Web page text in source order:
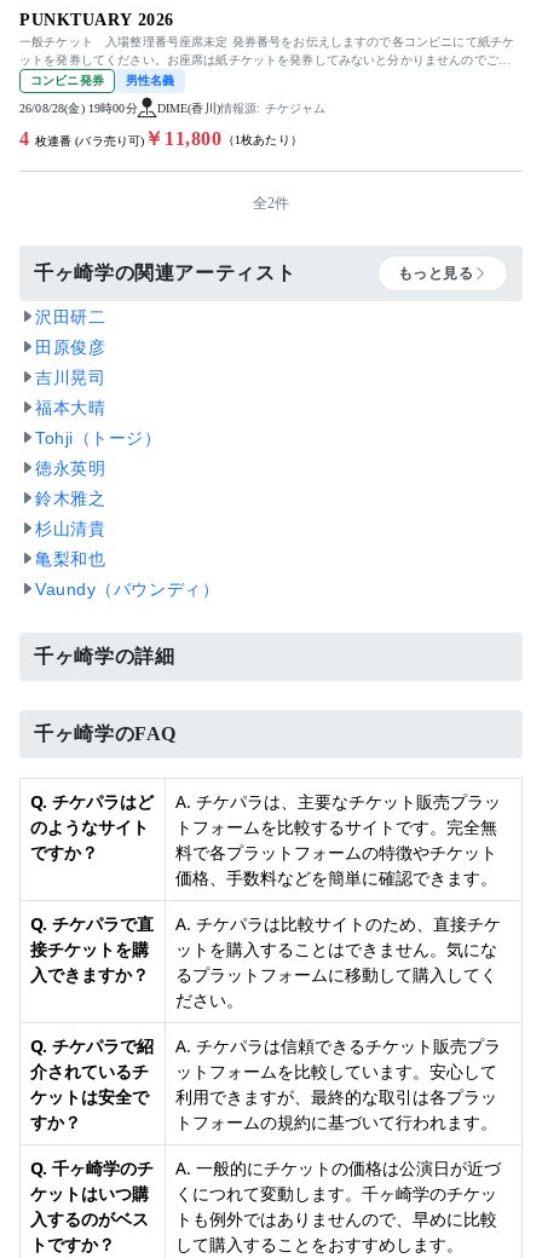
PUNKTUARY 2026
一般チケット 入場整理番号座席未定 発券番号をお伝えしますので各コンビニにて紙チケ
ットを発券してください。お座席は紙チケットを発券してみないと分かりませんのでご検
討宜しくお願い致します。
コンビニ発券 男性名義
26/08/28(金) 19時00分 DIME(香川)情報源: チケジャム
4 枚連番 (バラ売り可) ￥11,800 （1枚あたり）
全2件
千ヶ崎学の関連アーティスト もっと見る
沢田研二
田原俊彦
吉川晃司
福本大晴
Tohji（トージ）
徳永英明
鈴木雅之
杉山清貴
亀梨和也
Vaundy（バウンディ）
千ヶ崎学の詳細
千ヶ崎学のFAQ
Q. チケパラはど
のようなサイト
ですか？
A. チケパラは、主要なチケット販売プラッ
トフォームを比較するサイトです。完全無
料で各プラットフォームの特徴やチケット
価格、手数料などを簡単に確認できます。
Q. チケパラで直
接チケットを購
入できますか？
A. チケパラは比較サイトのため、直接チケ
ットを購入することはできません。気にな
るプラットフォームに移動して購入してく
ださい。
Q. チケパラで紹
介されているチ
ケットは安全で
すか？
A. チケパラは信頼できるチケット販売プラ
ットフォームを比較しています。安心して
利用できますが、最終的な取引は各プラッ
トフォームの規約に基づいて行われます。
Q. 千ヶ崎学のチ
ケットはいつ購
入するのがベス
トですか？
A. 一般的にチケットの価格は公演日が近づ
くにつれて変動します。千ヶ崎学のチケッ
トも例外ではありませんので、早めに比較
して購入することをおすすめします。